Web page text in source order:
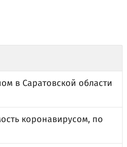
в Саратовской области
коронавирусом, по